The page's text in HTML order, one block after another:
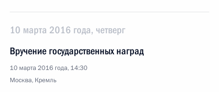
10 марта 2016 года, четверг
Вручение государственных наград
10 марта 2016 года, 14:30
Москва, Кремль